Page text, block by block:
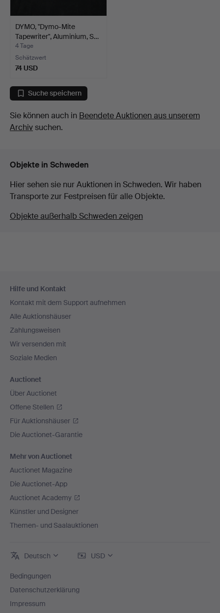
DYMO, "Dymo-Mite
Tapewriter", Aluminium, S…
4 Tage
Schätzwert
74 USD
Suche speichern
Sie können auch in Beendete Auktionen aus unserem
Archivsuchen.
Objekte in Schweden
Hier sehen sie nur Auktionen in Schweden. Wir haben
Transporte zur Festpreisen für alle Objekte.
Objekte außerhalb Schweden zeigen
Navigation
Hilfe und Kontakt
Kontakt mit dem Support aufnehmen
Alle Auktionshäuser
Zahlungsweisen
Wir versenden mit
Soziale Medien
Auctionet
Über Auctionet
Offene Stellen
Für Auktionshäuser
Die Auctionet-Garantie
Mehr von Auctionet
Auctionet Magazine
Die Auctionet-App
Auctionet Academy
Künstler und Designer
Themen- und Saalauktionen
Deutsch USD
Bedingungen
Datenschutzerklärung
Impressum